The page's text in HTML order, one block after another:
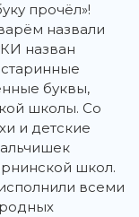
прочёл»!
назвали
назван
буквы,
школы. Со
и детские
школ.
всеми